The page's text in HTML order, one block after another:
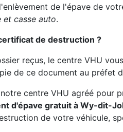
de l'épave de
et casse auto.
de destruction ?
reçus, le centre VHU
de ce document au préfet
notre centre VHU agréé pour
d'épave gratuit à Wy-dit-
de votre véhicule,